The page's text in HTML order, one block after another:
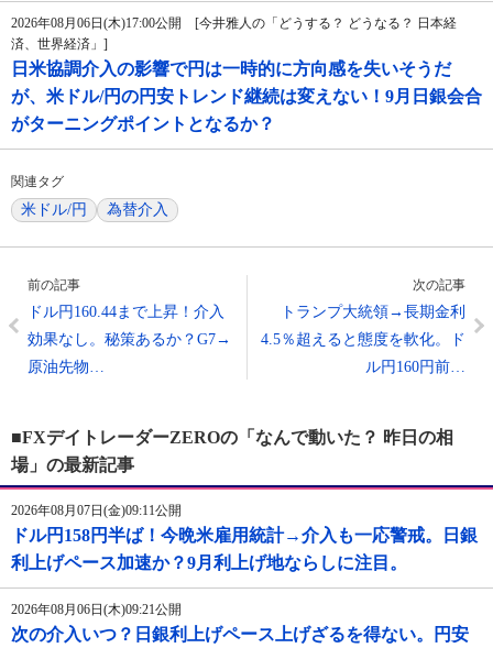
2026年08月06日(木)17:00公開 [今井雅人の「どうする？ どうなる？ 日本経
済、世界経済」]
日米協調介入の影響で円は一時的に方向感を失いそうだ
が、米ドル/円の円安トレンド継続は変えない！9月日銀会合
がターニングポイントとなるか？
関連タグ
米ドル/円 為替介入
前の記事
ドル円160.44まで上昇！介入
効果なし。秘策あるか？G7→
原油先物…
次の記事
トランプ大統領→長期金利
4.5％超えると態度を軟化。ド
ル円160円前…
■FXデイトレーダーZEROの「なんで動いた？ 昨日の相
場」の最新記事
2026年08月07日(金)09:11公開
ドル円158円半ば！今晩米雇用統計→介入も一応警戒。日銀
利上げペース加速か？9月利上げ地ならしに注目。
2026年08月06日(木)09:21公開
次の介入いつ？日銀利上げペース上げざるを得ない。円安